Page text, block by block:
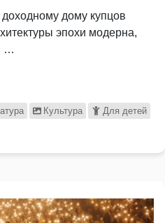
дому купцов
эпохи модерна,
…
Культура
Для детей